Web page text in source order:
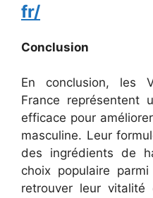
fr/
Conclusion
En conclusion, les
France représentent
efficace pour
masculine. Leur
des ingrédients de
choix populaire
retrouver leur